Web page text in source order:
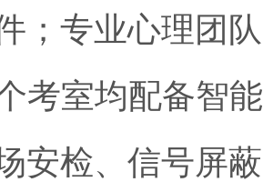
；专业心理团
考室均配备智
安检、信号屏